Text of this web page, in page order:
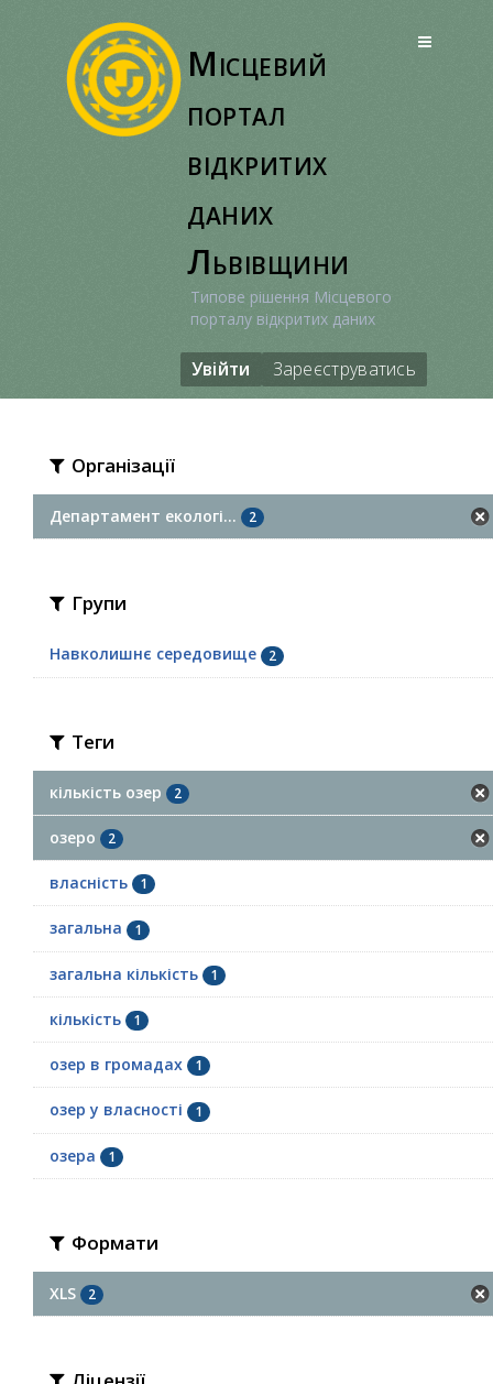
Місцевий
портал
відкритих
даних
Львівщини
Типове рішення Місцевого
порталу відкритих даних
Увійти Зареєструватись
Організації
Департамент екологі... 2
Групи
Навколишнє середовище 2
Теги
кількість озер 2
озеро 2
власність 1
загальна 1
загальна кількість 1
кількість 1
озер в громадах 1
озер у власності 1
озера 1
Формати
XLS 2